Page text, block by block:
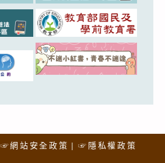
☞網站安全政策 ☞隱私權政策